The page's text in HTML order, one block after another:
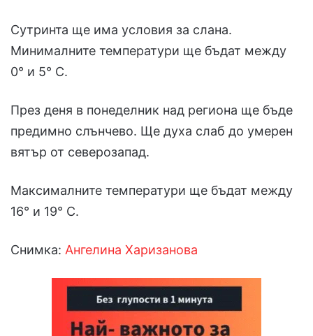
Сутринта ще има условия за слана.
Минималните температури ще бъдат между
0° и 5° С.
През деня в понеделник над региона ще бъде
предимно слънчево. Ще духа слаб до умерен
вятър от северозапад.
Максималните температури ще бъдат между
16° и 19° С.
Снимка: Ангелина Харизанова